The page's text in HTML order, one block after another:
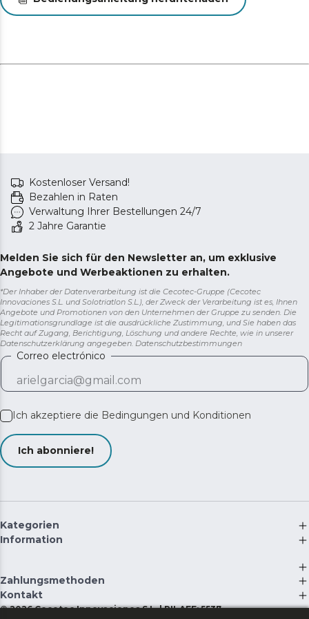
Garen bei hohen Temperaturen bis zum perfekten
Kostenloser Versand!
Bezahlen in Raten
Verwaltung Ihrer Bestellungen 24/7
2 Jahre Garantie
Melden Sie sich für den Newsletter an, um exklusive
Angebote und Werbeaktionen zu erhalten.
*Der Inhaber der Datenverarbeitung ist die Cecotec-Gruppe (Cecotec
Innovaciones S.L. und Solotriatlon S.L.), der Zweck der Verarbeitung ist es, Ihnen
Angebote und Promotionen von den Unternehmen der Gruppe zu senden. Die
Legitimationsgrundlage ist die ausdrückliche Zustimmung, und Sie haben das
Recht auf Zugang, Berichtigung, Löschung und andere Rechte, wie in unserer
Datenschutzerklärung angegeben. Datenschutzbestimmungen
Correo electrónico
Ich akzeptiere die Bedingungen und Konditionen
Ich abonniere!
Kategorien
Information
Zahlungsmethoden
Kontakt
©2026 Cecotec Innovaciones S.L. | RII-AEE: 5537